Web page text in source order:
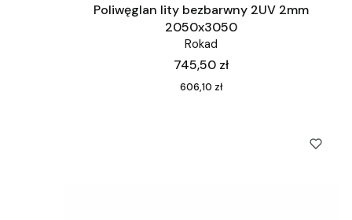
Poliwęglan lity bezbarwny 2UV 2mm
2050x3050
Rokad
Cena
745,50 zł
Cena
606,10 zł